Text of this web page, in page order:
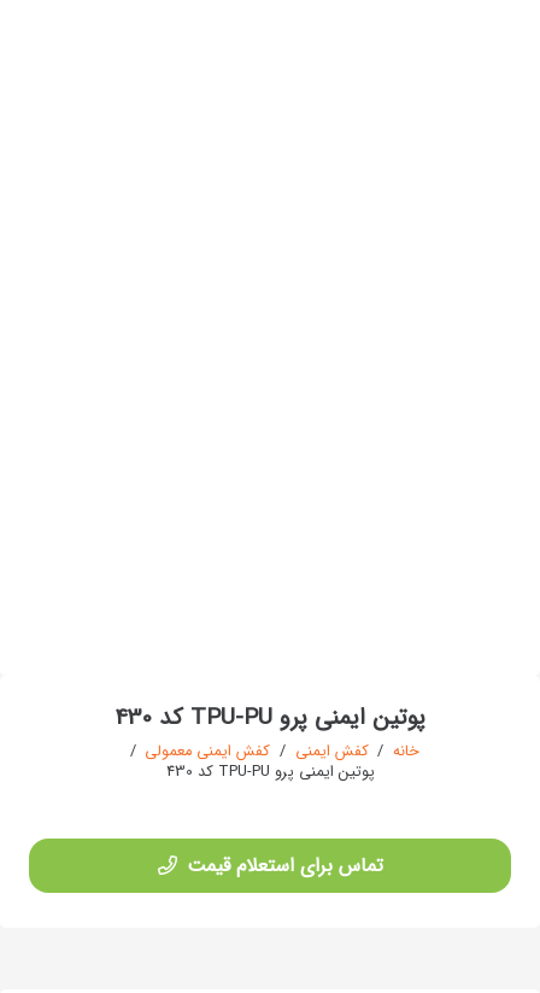
پوتین ایمنی پرو TPU-PU کد 430
خانه / کفش ایمنی / کفش ایمنی معمولی /
پوتین ایمنی پرو TPU-PU کد 430
تماس برای استعلام قیمت